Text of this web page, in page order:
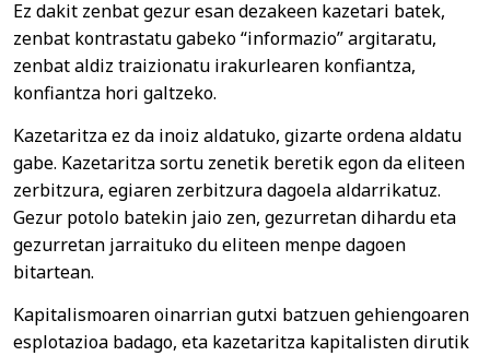
Ez dakit zenbat gezur esan dezakeen kazetari batek,
zenbat kontrastatu gabeko “informazio” argitaratu,
zenbat aldiz traizionatu irakurlearen konfiantza,
konfiantza hori galtzeko.
Kazetaritza ez da inoiz aldatuko, gizarte ordena aldatu
gabe. Kazetaritza sortu zenetik beretik egon da eliteen
zerbitzura, egiaren zerbitzura dagoela aldarrikatuz.
Gezur potolo batekin jaio zen, gezurretan dihardu eta
gezurretan jarraituko du eliteen menpe dagoen
bitartean.
Kapitalismoaren oinarrian gutxi batzuen gehiengoaren
esplotazioa badago, eta kazetaritza kapitalisten dirutik